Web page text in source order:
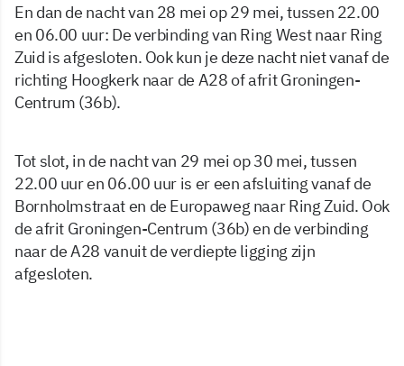
En dan de nacht van 28 mei op 29 mei, tussen 22.00
en 06.00 uur: De verbinding van Ring West naar Ring
Zuid is afgesloten. Ook kun je deze nacht niet vanaf de
richting Hoogkerk naar de A28 of afrit Groningen-
Centrum (36b).
Tot slot, in de nacht van 29 mei op 30 mei, tussen
22.00 uur en 06.00 uur is er een afsluiting vanaf de
Bornholmstraat en de Europaweg naar Ring Zuid. Ook
de afrit Groningen-Centrum (36b) en de verbinding
naar de A28 vanuit de verdiepte ligging zijn
afgesloten.